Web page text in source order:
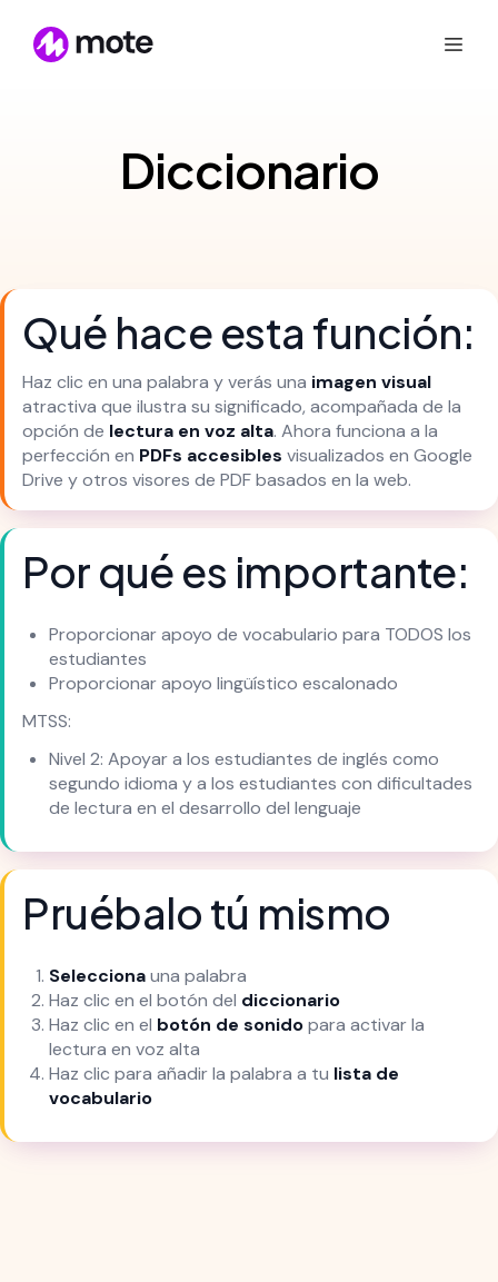
Diccionario
Qué hace esta función:
Haz clic en una palabra y verás una imagen visual
atractiva que ilustra su significado, acompañada de la
opción de lectura en voz alta. Ahora funciona a la
perfección en PDFs accesibles visualizados en Google
Drive y otros visores de PDF basados en la web.
Por qué es importante:
Proporcionar apoyo de vocabulario para TODOS los
estudiantes
Proporcionar apoyo lingüístico escalonado
MTSS:
Nivel 2: Apoyar a los estudiantes de inglés como
segundo idioma y a los estudiantes con dificultades
de lectura en el desarrollo del lenguaje
Pruébalo tú mismo
Seleccionauna palabra
Haz clic en el botón del diccionario
Haz clic en el botón de sonidopara activar la
lectura en voz alta
Haz clic para añadir la palabra a tu lista de
vocabulario